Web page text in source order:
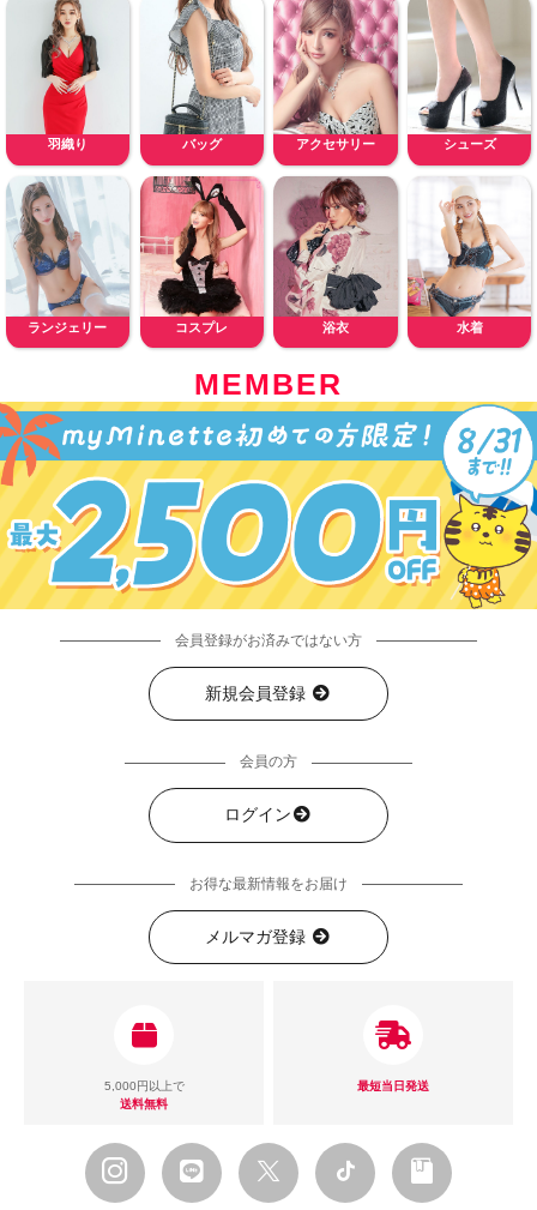
羽織り バッグ アクセサリー シューズ
ランジェリー コスプレ 浴衣 水着
MEMBER
会員登録がお済みではない方
新規会員登録
会員の方
ログイン
お得な最新情報をお届け
メルマガ登録
5,000円以上で
送料無料
最短当日発送